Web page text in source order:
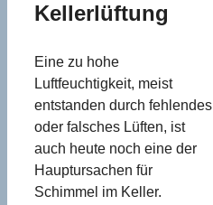
Kellerlüftung
Eine zu hohe
Luftfeuchtigkeit, meist
entstanden durch fehlendes
oder falsches Lüften, ist
auch heute noch eine der
Hauptursachen für
Schimmel im Keller.